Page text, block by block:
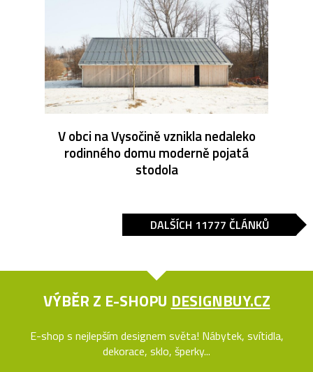
V obci na Vysočině vznikla nedaleko
rodinného domu moderně pojatá
stodola
DALŠÍCH 11777 ČLÁNKŮ
VÝBĚR Z E-SHOPU DESIGNBUY.CZ
E-shop s nejlepším designem světa! Nábytek, svítidla,
dekorace, sklo, šperky...